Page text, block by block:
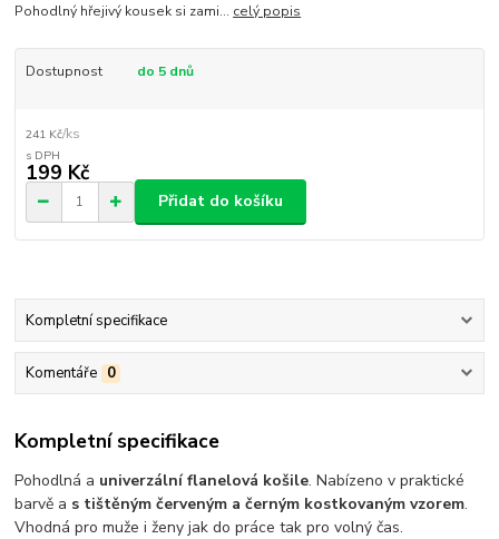
Pohodlný hřejivý kousek si zami... celý popis
Dostupnost do 5 dnů
241 Kč/ks
199 Kč
Přidat do košíku
Kompletní specifikace
Komentáře 0
Kompletní specifikace
Pohodlná a univerzální flanelová košile. Nabízeno v praktické
barvě a s tištěným červeným a černým kostkovaným vzorem.
Vhodná pro muže i ženy jak do práce tak pro volný čas.